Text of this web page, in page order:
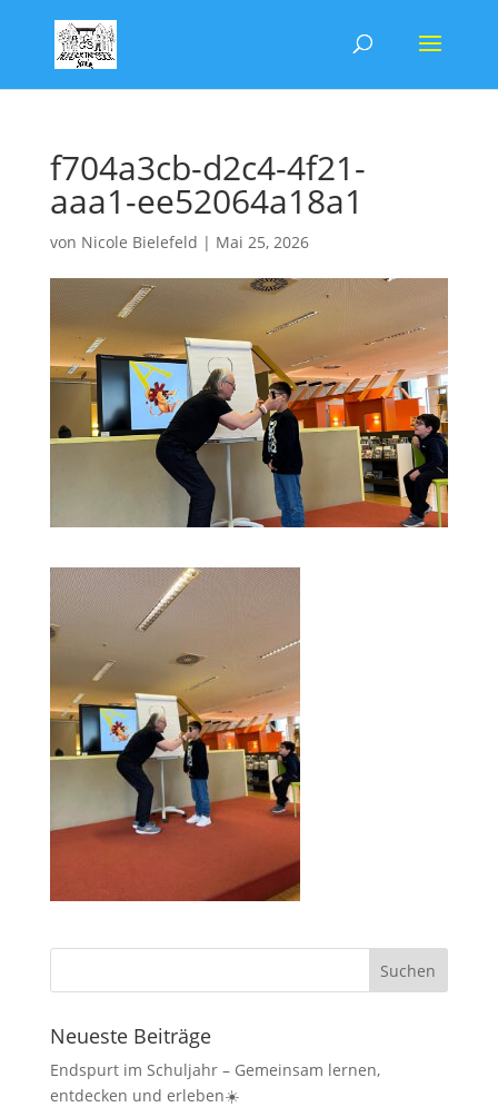
f704a3cb-d2c4-4f21-
aaa1-ee52064a18a1
von Nicole Bielefeld | Mai 25, 2026
Neueste Beiträge
Endspurt im Schuljahr – Gemeinsam lernen,
entdecken und erleben☀️